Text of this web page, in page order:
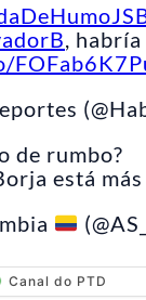
,
de rumbo?
está
Canal do PTD